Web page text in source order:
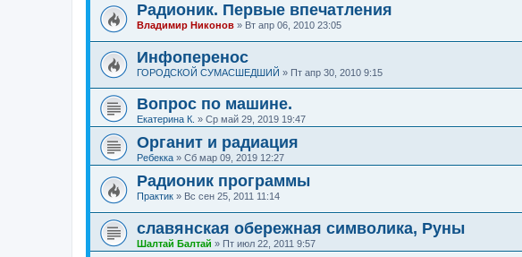
Радионик. Первые впечатления
Владимир Никонов » Вт апр 06, 2010 23:05
Инфоперенос
ГОРОДСКОЙ СУМАСШЕДШИЙ » Пт апр 30, 2010 9:15
Вопрос по машине.
Екатерина К. » Ср май 29, 2019 19:47
Органит и радиация
Ребекка » Сб мар 09, 2019 12:27
Радионик программы
Практик » Вс сен 25, 2011 11:14
славянская обережная символика, Руны
Шалтай Балтай » Пт июл 22, 2011 9:57